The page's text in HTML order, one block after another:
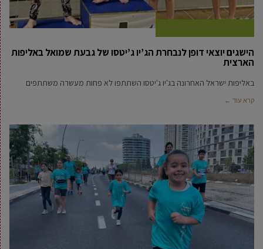
הישגים יוצאי דופן לנבחרת הג’יו ג’יטסו של גבעת שמואל באליפות
הארצית
באליפות ישראל האחרונה בג'יו ג'יטסו השתתפו לא פחות מעשרה משתתפים
קרא עוד ←